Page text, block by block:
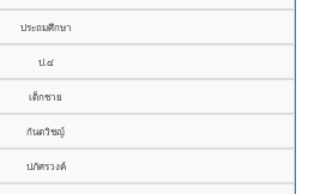
ประถมศึกษา
ป.๔
เด็กชาย
กันตวิชญ์
ปภัศรวงค์